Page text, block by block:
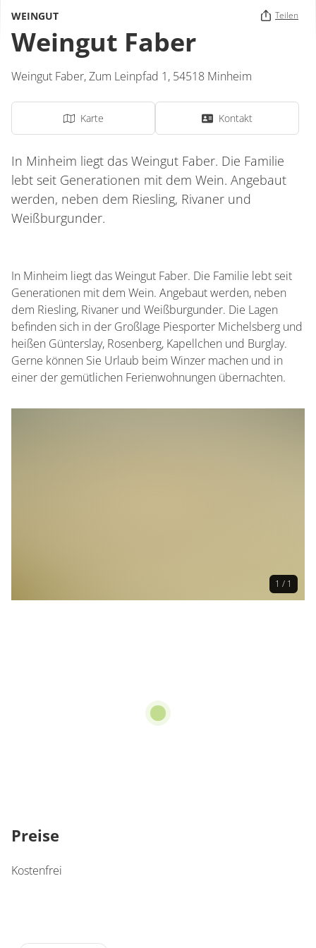
WEINGUT Teilen
Weingut Faber
Weingut Faber,Zum Leinpfad 1, 54518 Minheim
Karte Kontakt
In Minheim liegt das Weingut Faber. Die Familie
lebt seit Generationen mit dem Wein. Angebaut
werden, neben dem Riesling, Rivaner und
Weißburgunder.
In Minheim liegt das Weingut Faber. Die Familie lebt seit
Generationen mit dem Wein. Angebaut werden, neben
dem Riesling, Rivaner und Weißburgunder. Die Lagen
befinden sich in der Großlage Piesporter Michelsberg und
heißen Günterslay, Rosenberg, Kapellchen und Burglay.
Gerne können Sie Urlaub beim Winzer machen und in
einer der gemütlichen Ferienwohnungen übernachten.
1 / 1
Preise
Kostenfrei